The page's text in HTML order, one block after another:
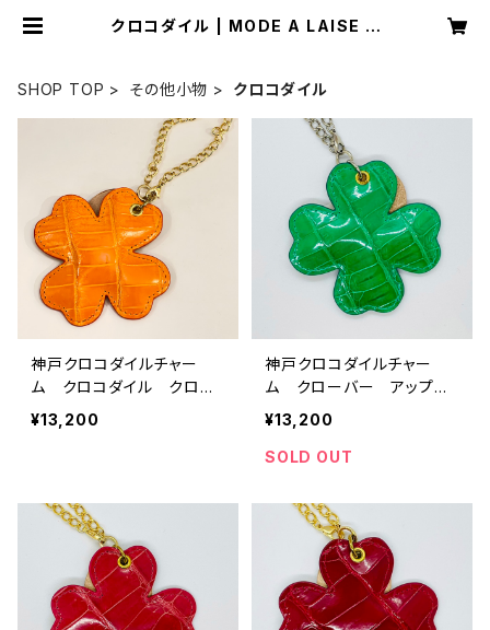
クロコダイル | MODE A LAISE O
SHOP TOP その他小物 クロコダイル
神戸クロコダイルチャー
ム クロコダイル クロー
バー オレンジ
¥13,200
神戸クロコダイルチャー
ム クローバー アップル
グリーン
¥13,200
SOLD OUT